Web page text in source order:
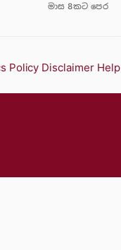
මාස 8කට පෙර
Policy Disclaimer Help